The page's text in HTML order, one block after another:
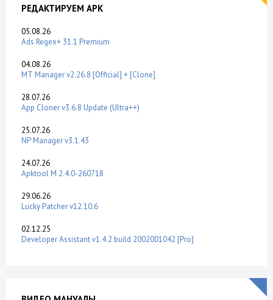
РЕДАКТИРУЕМ APK
05.08.26
Ads Regex+ 31.1 Premium
04.08.26
MT Manager v2.26.8 [Official] + [Clone]
28.07.26
App Cloner v3.6.8 Update (Ultra++)
25.07.26
NP Manager v3.1.43
24.07.26
Apktool M 2.4.0-260718
29.06.26
Lucky Patcher v12.10.6
02.12.25
Developer Assistant v1.4.2 build 2002001042 [Pro]